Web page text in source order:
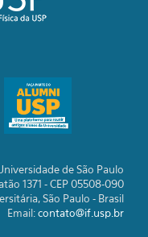
de São Paulo
1371 - CEP 05508-090
São Paulo - Brasil
Email:contato@if.usp.br